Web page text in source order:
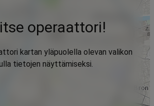
operaattori!
kartan yläpuolella olevan valikon
tietojen näyttämiseksi.